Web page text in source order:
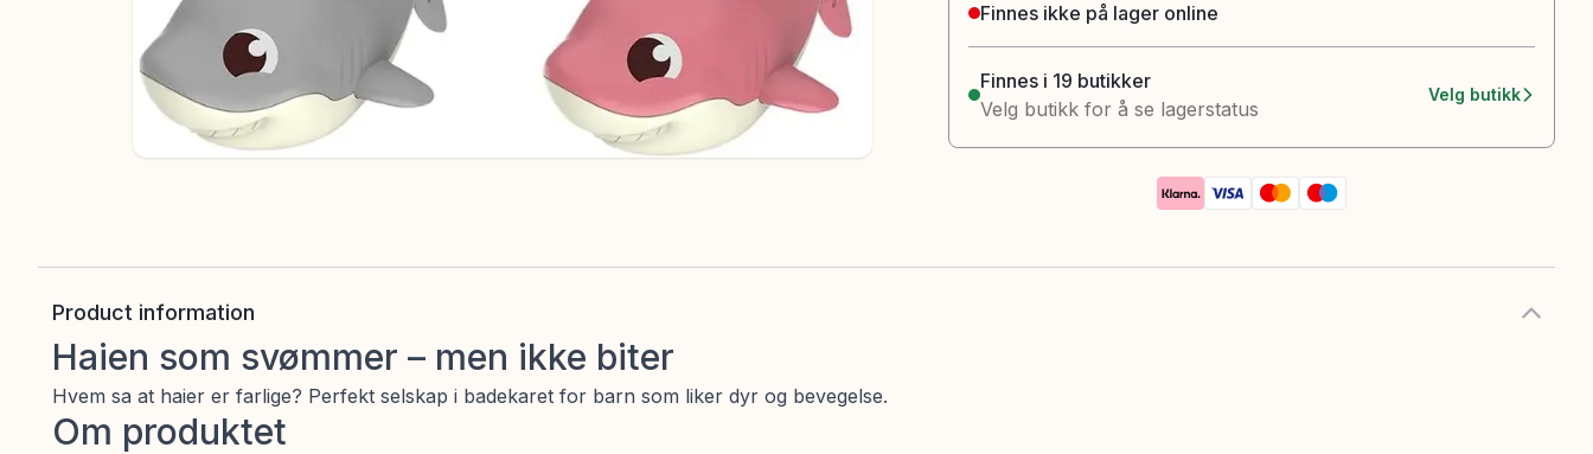
Finnes ikke på lager online
Finnes i 19 butikker
Velg butikk for å se lagerstatus
Velg butikk
Product information
Haien som svømmer – men ikke biter
Hvem sa at haier er farlige? Perfekt selskap i badekaret for barn som liker dyr og bevegelse.
Om produktet